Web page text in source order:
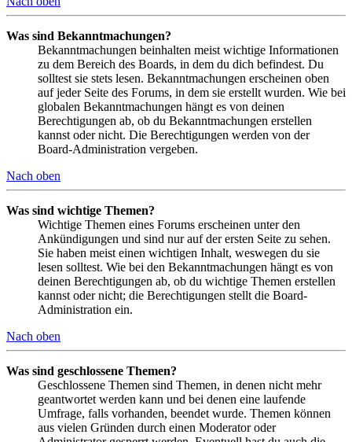
Was sind Bekanntmachungen?
Bekanntmachungen beinhalten meist wichtige Informationen
zu dem Bereich des Boards, in dem du dich befindest. Du
solltest sie stets lesen. Bekanntmachungen erscheinen oben
auf jeder Seite des Forums, in dem sie erstellt wurden. Wie bei
globalen Bekanntmachungen hängt es von deinen
Berechtigungen ab, ob du Bekanntmachungen erstellen
kannst oder nicht. Die Berechtigungen werden von der
Board-Administration vergeben.
Nach oben
Was sind wichtige Themen?
Wichtige Themen eines Forums erscheinen unter den
Ankündigungen und sind nur auf der ersten Seite zu sehen.
Sie haben meist einen wichtigen Inhalt, weswegen du sie
lesen solltest. Wie bei den Bekanntmachungen hängt es von
deinen Berechtigungen ab, ob du wichtige Themen erstellen
kannst oder nicht; die Berechtigungen stellt die Board-
Administration ein.
Nach oben
Was sind geschlossene Themen?
Geschlossene Themen sind Themen, in denen nicht mehr
geantwortet werden kann und bei denen eine laufende
Umfrage, falls vorhanden, beendet wurde. Themen können
aus vielen Gründen durch einen Moderator oder